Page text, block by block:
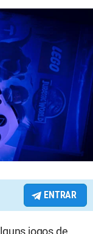
ENTRAR